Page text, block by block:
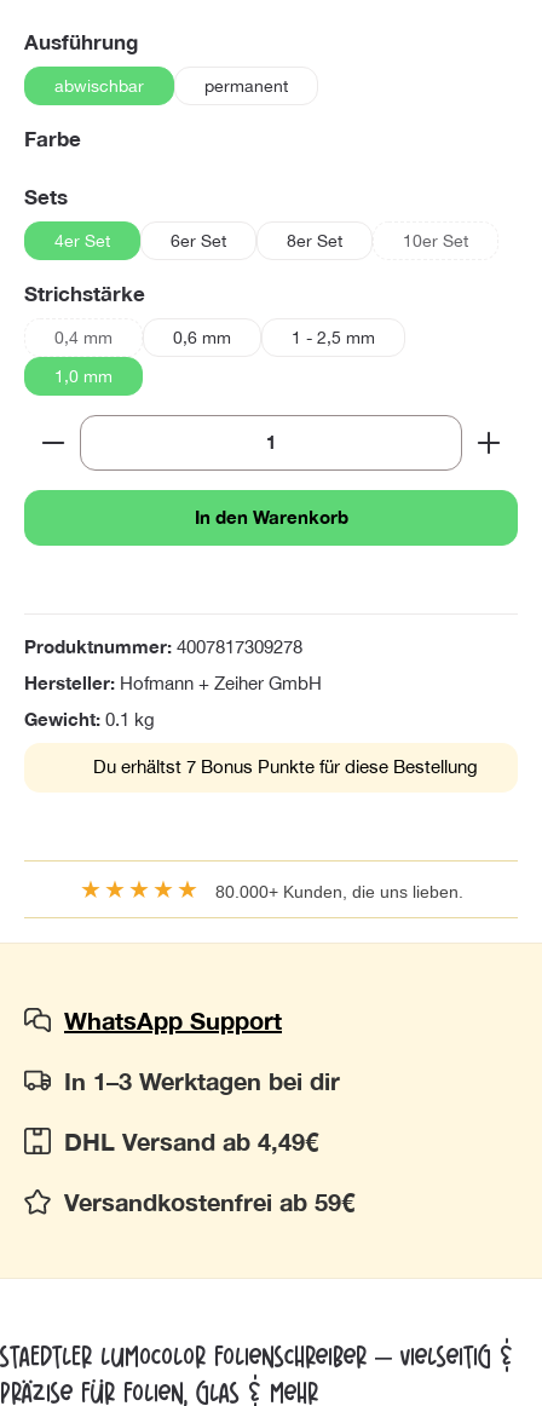
Ausführungauswählen
abwischbar permanent
Farbeauswählen
Setsauswählen
4er Set 6er Set 8er Set 10er Set
Strichstärkeauswählen
0,4 mm
(Diese Option ist zurzeit nicht verfügbar.)
0,6 mm
1 - 2,5 mm
1,0 mm
Produkt Anzahl: Gib den gewünschten Wert ein
In den Warenkorb
Produktnummer: 4007817309278
Hersteller: Hofmann + Zeiher GmbH
Gewicht: 0.1 kg
Du erhältst 7 Bonus Punkte für diese Bestellung
★★★★★ 80.000+ Kunden, die uns lieben.
WhatsApp Support
In 1–3 Werktagen bei dir
DHL Versand ab 4,49€
Versandkostenfrei ab 59€
STAEDTLER Lumocolor Folienschreiber – vielseitig &
präzise für Folien, Glas & mehr